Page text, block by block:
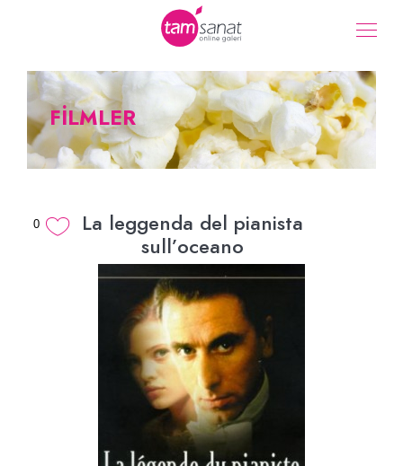
FİLMLER
0
La leggenda del pianista
sull’oceano